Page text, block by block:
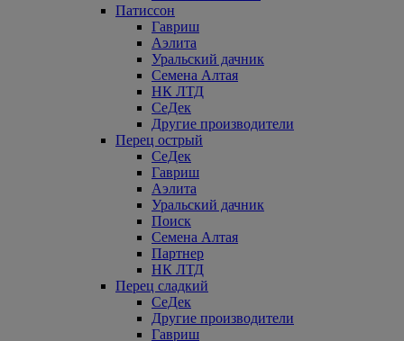
Патиссон
Гавриш
Аэлита
Уральский дачник
Семена Алтая
НК ЛТД
СеДек
Другие производители
Перец острый
СеДек
Гавриш
Аэлита
Уральский дачник
Поиск
Семена Алтая
Партнер
НК ЛТД
Перец сладкий
СеДек
Другие производители
Гавриш